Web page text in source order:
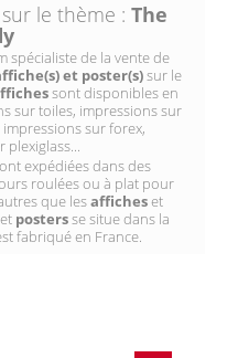
sur le thème : The
spécialiste de la vente de
et poster(s)sur le
sont disponibles en
sur toiles, impressions sur
sur forex,
plexiglass...
expédiées dans des
roulées ou à plat pour
que lesafficheset
et postersse situe dans la
fabriqué en France.